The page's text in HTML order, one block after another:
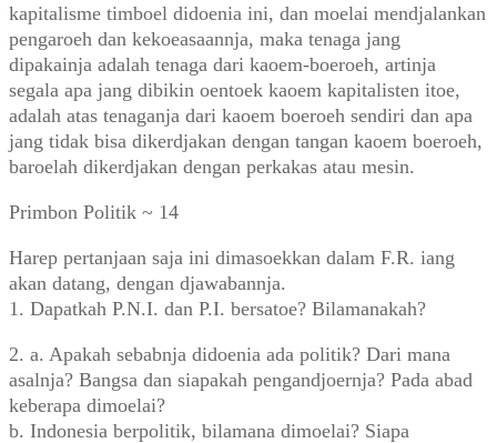
kapitalisme timboel didoenia ini, dan moelai mendjalankan
pengaroeh dan kekoeasaannja, maka tenaga jang
dipakainja adalah tenaga dari kaoem-boeroeh, artinja
segala apa jang dibikin oentoek kaoem kapitalisten itoe,
adalah atas tenaganja dari kaoem boeroeh sendiri dan apa
jang tidak bisa dikerdjakan dengan tangan kaoem boeroeh,
baroelah dikerdjakan dengan perkakas atau mesin.
Primbon Politik ~ 14
Harep pertanjaan saja ini dimasoekkan dalam F.R. iang
akan datang, dengan djawabannja.
1. Dapatkah P.N.I. dan P.I. bersatoe? Bilamanakah?
2. a. Apakah sebabnja didoenia ada politik? Dari mana
asalnja? Bangsa dan siapakah pengandjoernja? Pada abad
keberapa dimoelai?
b. Indonesia berpolitik, bilamana dimoelai? Siapa